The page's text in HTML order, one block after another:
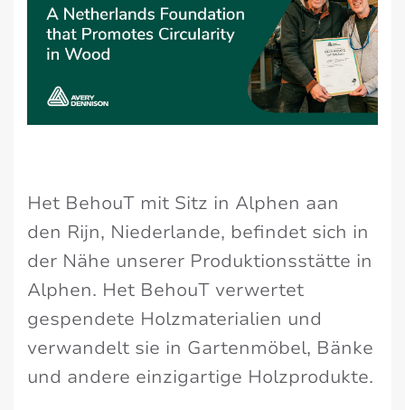
Het BehouT mit Sitz in Alphen aan
den Rijn, Niederlande, befindet sich in
der Nähe unserer Produktionsstätte in
Alphen. Het BehouT verwertet
gespendete Holzmaterialien und
verwandelt sie in Gartenmöbel, Bänke
und andere einzigartige Holzprodukte.